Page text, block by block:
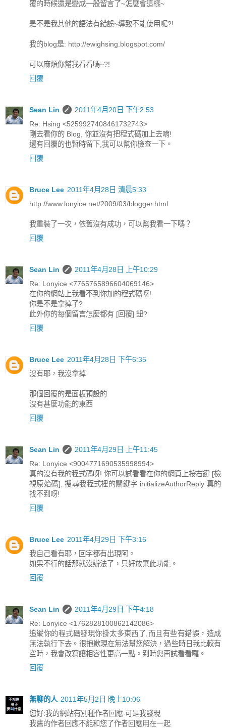
覆的時候還是變成一般留言了~怎麼會這樣~
是不是我其他的語法有錯誤~導致不能使用呢?!
我的blog是: http://ewighsing.blogspot.com/
可以麻煩你幫我看看嗎~?!
回覆
Sean Lin
2011年4月20日 下午2:53
Re: Hsing <5259927408461732743>
剛去看你的 Blog, 你並沒有把程式碼加上去唷!
還有回覆的也暫時留下,我可以幫你檢查一下。
回覆
Bruce Lee 2011年4月28日 清晨5:33
http://www.lonyice.net/2009/03/blogger.html
我重裝了一次，依舊沒有成功，可以幫我看一下嗎？
回覆
Sean Lin
2011年4月28日 上午10:29
Re: Lonyice <7765765896604069146>
在你的網站上我看不到你加的程式碼呀!
你是不是拿掉了?
此外你的每個留言怎麼都有 [回覆] 鈕?
回覆
Bruce Lee 2011年4月28日 下午6:35
沒有耶，我沒拿掉
那個回覆的是面板預設的
沒有甚麼功能的東西
回覆
Sean Lin
2011年4月29日 上午11:45
Re: Lonyice <9004771690535998994>
真的沒有我的程式碼呀! 你可以試看看在你的網頁上按右鍵 [檢
視原始碼], 搜尋我程式裡的關鍵字 initializeAuthorReply 真的
找不到呀!
回覆
Bruce Lee 2011年4月29日 下午3:16
我自己看有耶，回字都有出現阿。
如果不行的話那就沒辦法了，只好放棄此功能。
回覆
Sean Lin
2011年4月29日 下午4:18
Re: Lonyice <1762828100862142086>
追縱你的程式碼發現你掛太多東西了,而且有些有錯誤，造成
無法執行下去。很抱歉現在無法幫您解決，過些時日我比較有
空時，我會改寫讓相容性更高一點。到時您再試看看囉。
回覆
無聊的人 2011年5月2日 晚上10:06
您好:我的網站有別種作者回應 可是我發現
我舊的作者回應不能和您了作者回應用在一起